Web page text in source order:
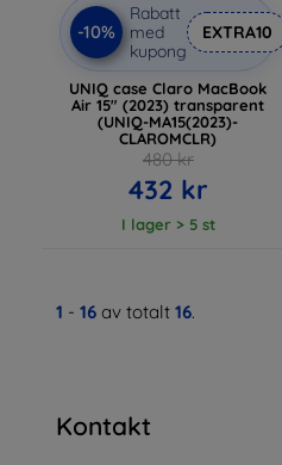
-10%
Rabatt
med
kupong
EXTRA10
UNIQ case Claro MacBook
Air 15" (2023) transparent
(UNIQ-MA15(2023)-
CLAROMCLR)
480 kr
432 kr
I lager > 5 st
1 - 16 av totalt 16.
Kontakt